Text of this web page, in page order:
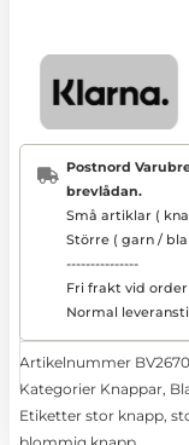
Postnord
brevlådan.
Små artiklar (
Större ( garn /
---------------
Fri frakt vid
Normal
Artikelnummer
Kategorier Knappar,
Etiketter stor knapp,